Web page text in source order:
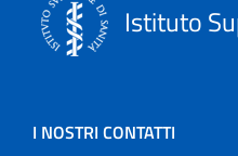
Istituto
I NOSTRI CONTATTI